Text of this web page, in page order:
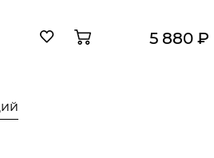
5 880 ₽